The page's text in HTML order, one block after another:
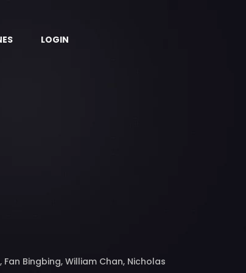
LOGIN
Fan Bingbing, William Chan, Nicholas